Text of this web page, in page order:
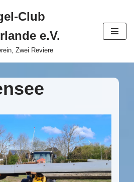
Club
e.V.
Zwei Reviere